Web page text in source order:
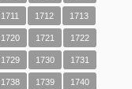
1711 1712 1713
1720 1721 1722
1729 1730 1731
1738 1739 1740